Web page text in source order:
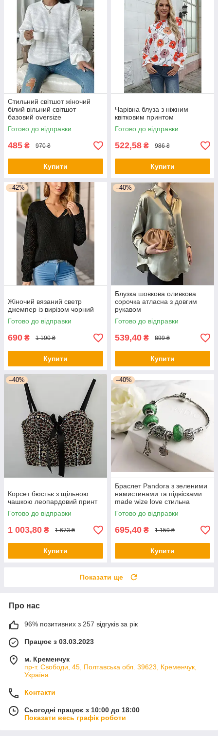
Стильний світшот жіночий
білий вільний світшот
базовий oversize
Готово до відправки
485 ₴ 970 ₴
Купити
Чарівна блуза з ніжним
квітковим принтом
Готово до відправки
522,58 ₴ 986 ₴
Купити
–42%
Жіночий вязаний светр
джемпер із вирізом чорний
Готово до відправки
690 ₴ 1 190 ₴
Купити
–40%
Блузка шовкова оливкова
сорочка атласна з довгим
рукавом
Готово до відправки
539,40 ₴ 899 ₴
Купити
–40%
Корсет бюстьє з щільною
чашкою леопардовий принт
Готово до відправки
1 003,80 ₴ 1 673 ₴
Купити
–40%
Браслет Pandora з зеленими
намистинами та підвісками
made wize love стильна
прикраса
Готово до відправки
695,40 ₴ 1 159 ₴
Купити
Показати ще
Про нас
96% позитивних з 257 відгуків за рік
Працює з 03.03.2023
м. Кременчук
пр-т. Свободи, 45, Полтавська обл. 39623, Кременчук,
Україна
Контакти
Сьогодні працює з 10:00 до 18:00
Показати весь графік роботи